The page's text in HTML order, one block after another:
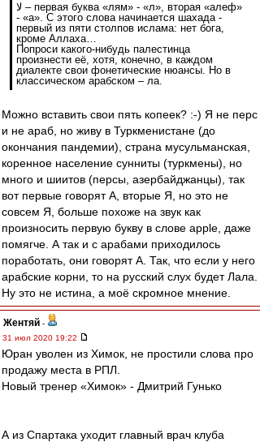
لا – первая буква «лям» - «л», вторая «алеф»
- «а». С этого слова начинается шахада -
первый из пяти столпов ислама: нет бога,
кроме Аллаха…
Попроси какого-нибудь палестинца
произнести её, хотя, конечно, в каждом
диалекте свои фонетические нюансы. Но в
классическом арабском – ла.
Можно вставить свои пять копеек? :-) Я не перс
и не араб, но живу в Туркменистане (до
окончания пандемии), страна мусульманская,
коренное население сунниты (туркмены), но
много и шиитов (персы, азербайджанцы), так
вот первые говорят А, вторые Я, но это не
совсем Я, больше похоже на звук как
произносить первую букву в слове apple, даже
помягче. А так и с арабами приходилось
поработать, они говорят А. Так, что если у него
арабские корни, то на русский слух будет Лала.
Ну это не истина, а моё скромное мнение.
Жентяй -
31 июл 2020 19:22
Юран уволен из Химок, не простили слова про
продажу места в РПЛ.
Новый тренер «Химок» - Дмитрий Гунько
А из Спартака уходит главный врач клуба